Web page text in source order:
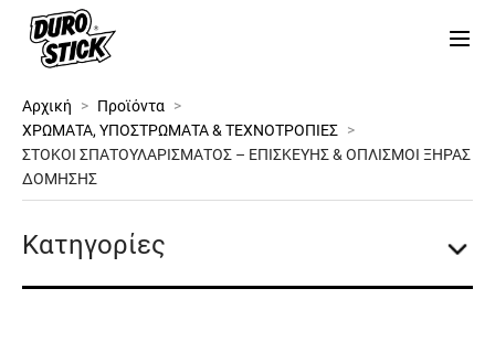
Αρχική > Προϊόντα >
ΧΡΩΜΑΤΑ, ΥΠΟΣΤΡΩΜΑΤΑ & ΤΕΧΝΟΤΡΟΠΙΕΣ >
ΣΤΟΚΟΙ ΣΠΑΤΟΥΛΑΡΙΣΜΑΤΟΣ – ΕΠΙΣΚΕΥΗΣ & ΟΠΛΙΣΜΟΙ ΞΗΡΑΣ
ΔΟΜΗΣΗΣ
Κατηγορίες